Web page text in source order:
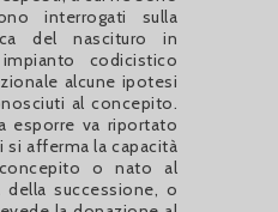
interrogati sulla
del nascituro in
codicistico
alcune ipotesi
al concepito.
esporre va riportato
si afferma la capacità
o nato al
della successione, o